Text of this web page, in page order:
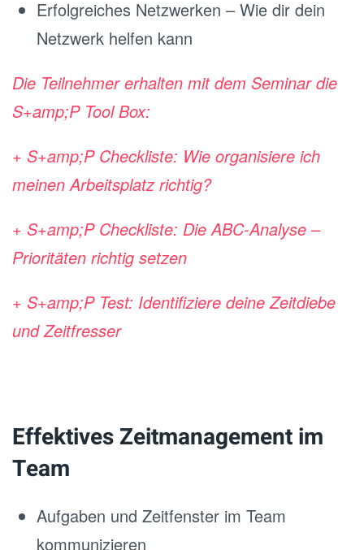
Erfolgreiches Netzwerken – Wie dir dein
Netzwerk helfen kann
Die Teilnehmer erhalten mit dem Seminar die
S+amp;P Tool Box:
+ S+amp;P Checkliste: Wie organisiere ich
meinen Arbeitsplatz richtig?
+ S+amp;P Checkliste: Die ABC-Analyse –
Prioritäten richtig setzen
+ S+amp;P Test: Identifiziere deine Zeitdiebe
und Zeitfresser
Effektives Zeitmanagement im
Team
Aufgaben und Zeitfenster im Team
kommunizieren